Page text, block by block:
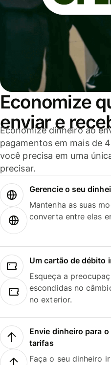
Economize
enviar e
Economize dinheiro ao
pagamentos em mais de
você precisa em uma
precisar.
Gerencie o seu
Mantenha as suas
converta entre elas
Um cartão de débito
Esqueça a
escondidas no
no exterior.
Envie dinheiro para
tarifas
Faça o seu dinheiro